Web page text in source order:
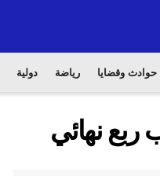
حوادث وقضايا رياضة دولية
ربع نهائي